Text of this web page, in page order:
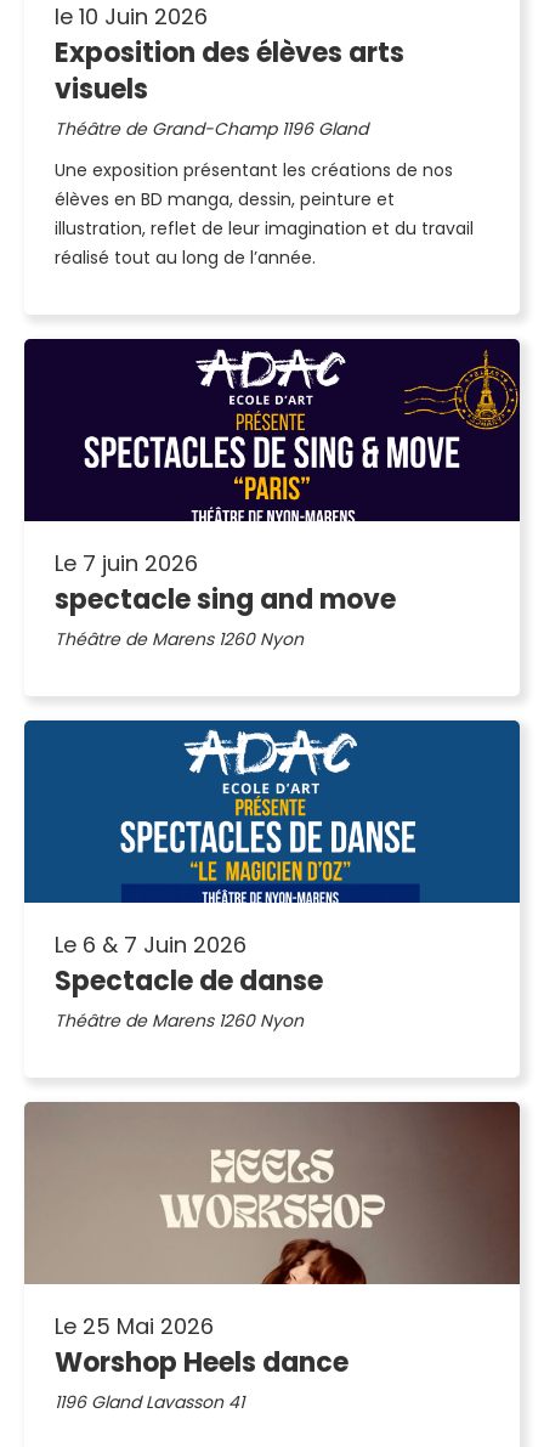
le 10 Juin 2026
Exposition des élèves arts
visuels
Théâtre de Grand-Champ 1196 Gland
Une exposition présentant les créations de nos
élèves en BD manga, dessin, peinture et
illustration, reflet de leur imagination et du travail
réalisé tout au long de l’année.
Le 7 juin 2026
spectacle sing and move
Théâtre de Marens 1260 Nyon
Le 6 & 7 Juin 2026
Spectacle de danse
Théâtre de Marens 1260 Nyon
Le 25 Mai 2026
Worshop Heels dance
1196 Gland Lavasson 41